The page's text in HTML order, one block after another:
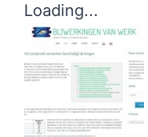
Loading...